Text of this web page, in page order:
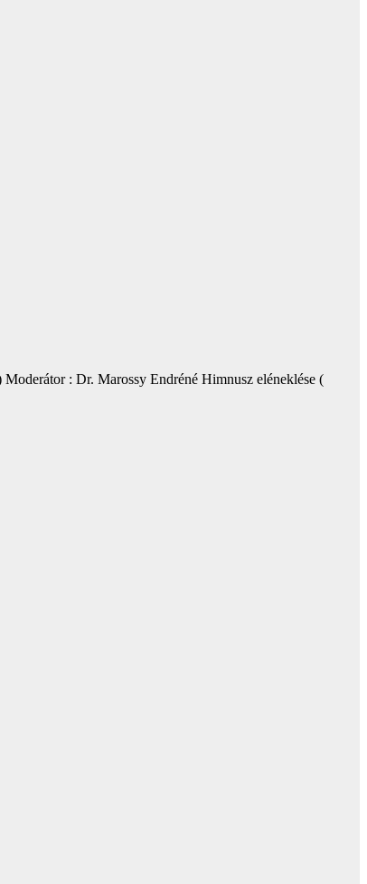
: Dr. Marossy Endréné Himnusz eléneklése (